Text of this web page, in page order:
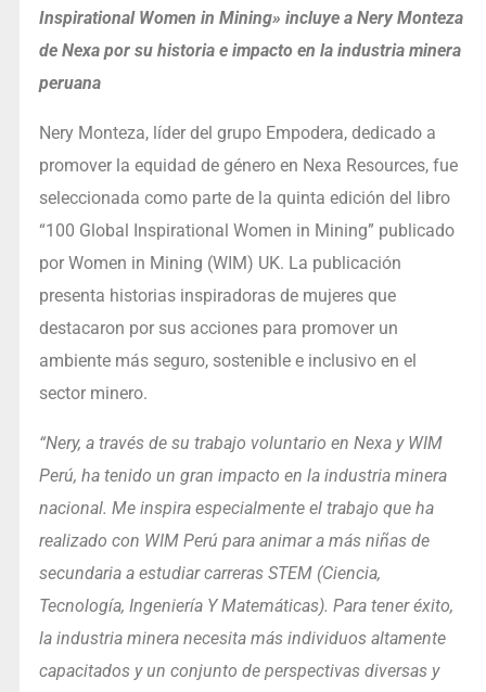
Inspirational Women in Mining» incluye a Nery Monteza
de Nexa por su historia e impacto en la industria minera
peruana
Nery Monteza, líder del grupo Empodera, dedicado a
promover la equidad de género en Nexa Resources, fue
seleccionada como parte de la quinta edición del libro
“100 Global Inspirational Women in Mining” publicado
por Women in Mining (WIM) UK. La publicación
presenta historias inspiradoras de mujeres que
destacaron por sus acciones para promover un
ambiente más seguro, sostenible e inclusivo en el
sector minero.
“Nery, a través de su trabajo voluntario en Nexa y WIM
Perú, ha tenido un gran impacto en la industria minera
nacional. Me inspira especialmente el trabajo que ha
realizado con WIM Perú para animar a más niñas de
secundaria a estudiar carreras STEM (Ciencia,
Tecnología, Ingeniería Y Matemáticas). Para tener éxito,
la industria minera necesita más individuos altamente
capacitados y un conjunto de perspectivas diversas y